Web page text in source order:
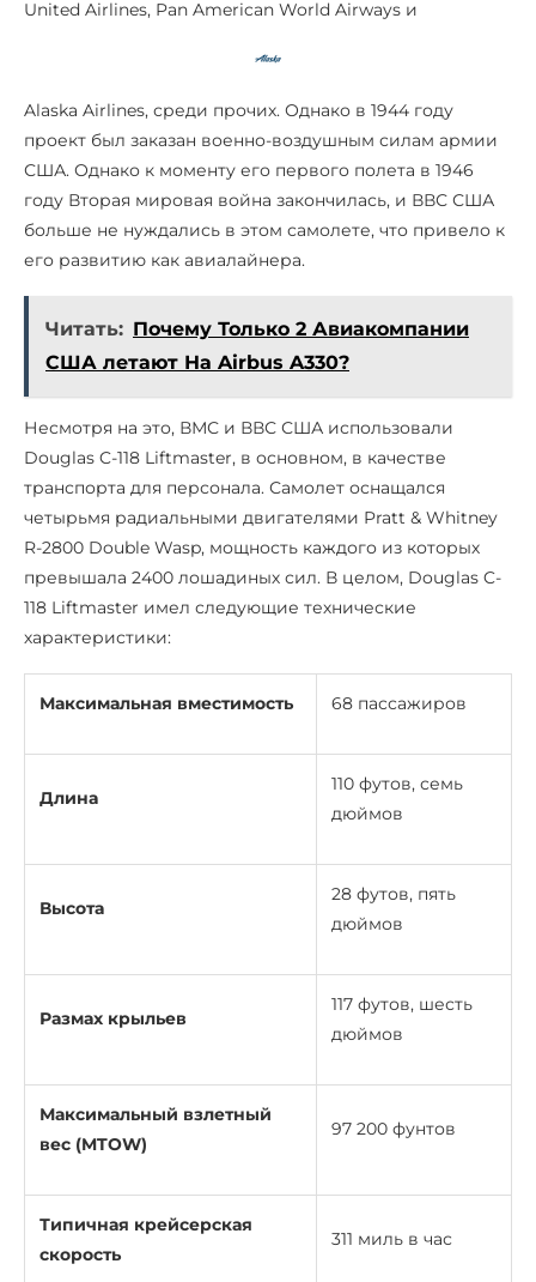
United Airlines, Pan American World Airways и
Alaska Airlines, среди прочих. Однако в 1944 году
проект был заказан военно-воздушным силам армии
США. Однако к моменту его первого полета в 1946
году Вторая мировая война закончилась, и ВВС США
больше не нуждались в этом самолете, что привело к
его развитию как авиалайнера.
Читать: Почему Только 2 Авиакомпании
США летают На Airbus A330?
Несмотря на это, ВМС и ВВС США использовали
Douglas C-118 Liftmaster, в основном, в качестве
транспорта для персонала. Самолет оснащался
четырьмя радиальными двигателями Pratt & Whitney
R-2800 Double Wasp, мощность каждого из которых
превышала 2400 лошадиных сил. В целом, Douglas C-
118 Liftmaster имел следующие технические
характеристики:
Максимальная вместимость 68 пассажиров
Длина
110 футов, семь
дюймов
Высота
28 футов, пять
дюймов
Размах крыльев
117 футов, шесть
дюймов
Максимальный взлетный
вес (MTOW)
97 200 фунтов
Типичная крейсерская
скорость
311 миль в час